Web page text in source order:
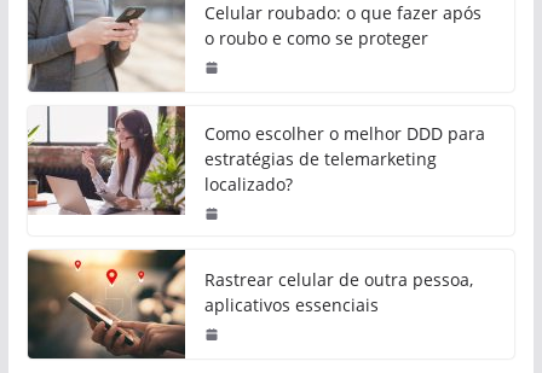
Celular roubado: o que fazer após
o roubo e como se proteger
Como escolher o melhor DDD para
estratégias de telemarketing
localizado?
Rastrear celular de outra pessoa,
aplicativos essenciais